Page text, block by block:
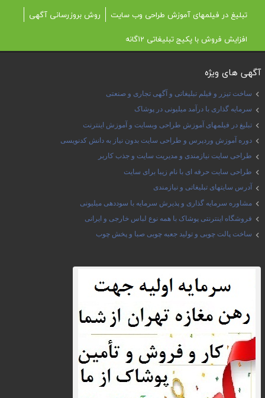
تبلیغ در فیلمهای آموزش طراحی وب سایت
روش بروزرسانی آگهی
افزایش فروش با پکیج تبلیغاتی 12گانه
آگهی های ویژه
ساخت تیزر و فیلم تبلیغاتی و آگهی تجاری و صنعتی
سرمایه گذاری با درآمد میلیونی در پوشاک
تبلیغ در فیلمهای آموزش طراحی وبسایت و آموزش اینترنت
دوره آموزش وردپرس و طراحی سایت بدون نیاز به دانش کدنویسی
طراحی سایت نیازمندی و مدیریت سایت و جذب کاربر
طراحی سایت حرفه ای با نام زیبا برای سایت
آدرس سایتهای تبلیغاتی و نیازمندی
مشاوره سرمایه گذاری و پذیرش سرمایه با سوددهی میلیونی
فروشگاه اینترنتی پوشاک با همه نوع لباس خارجی و ایرانی
ساخت پالت چوبی و تولید جعبه چوبی صبا و پخش چوب